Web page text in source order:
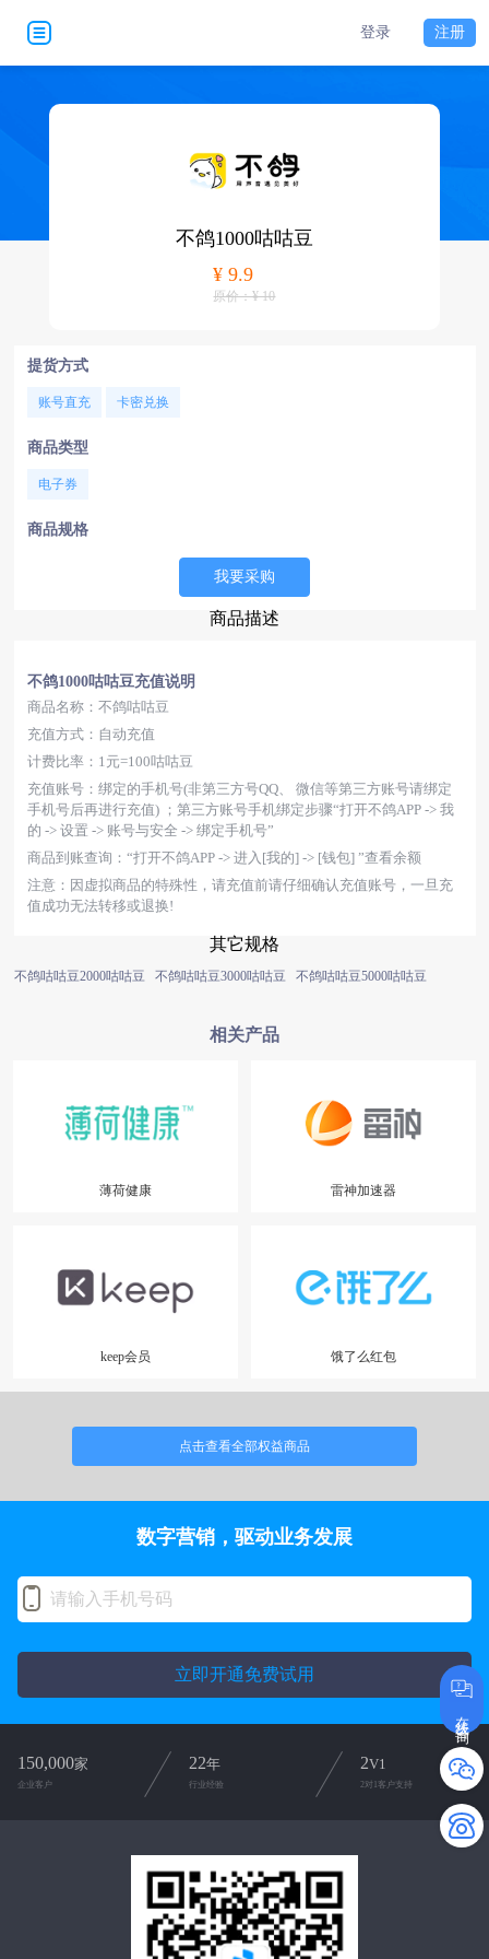
登录 注册
不鸽1000咕咕豆
¥ 9.9
原价：¥ 10
提货方式
账号直充 卡密兑换
商品类型
电子券
商品规格
我要采购
商品描述
不鸽1000咕咕豆充值说明
商品名称：不鸽咕咕豆
充值方式：自动充值
计费比率：1元=100咕咕豆
充值账号：绑定的手机号(非第三方号QQ、 微信等第三方账号请绑定
手机号后再进行充值) ；第三方账号手机绑定步骤“打开不鸽APP -> 我
的 -> 设置 -> 账号与安全 -> 绑定手机号”
商品到账查询：“打开不鸽APP -> 进入[我的] -> [钱包] ”查看余额
注意：因虚拟商品的特殊性，请充值前请仔细确认充值账号，一旦充
值成功无法转移或退换!
其它规格
不鸽咕咕豆2000咕咕豆 不鸽咕咕豆3000咕咕豆 不鸽咕咕豆5000咕咕豆
相关产品
薄荷健康 雷神加速器
keep会员 饿了么红包
点击查看全部权益商品
在线咨询
数字营销，驱动业务发展
立即开通免费试用
150,000家
企业客户
22年
行业经验
2V1
2对1客户支持